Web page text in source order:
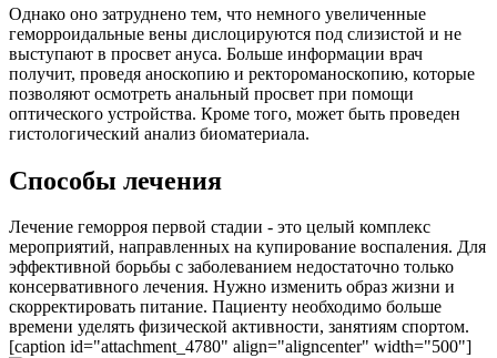
Однако оно затруднено тем, что немного увеличенные
геморроидальные вены дислоцируются под слизистой и не
выступают в просвет ануса. Больше информации врач
получит, проведя аноскопию и ректороманоскопию, которые
позволяют осмотреть анальный просвет при помощи
оптического устройства. Кроме того, может быть проведен
гистологический анализ биоматериала.
Способы лечения
Лечение геморроя первой стадии - это целый комплекс
мероприятий, направленных на купирование воспаления. Для
эффективной борьбы с заболеванием недостаточно только
консервативного лечения. Нужно изменить образ жизни и
скорректировать питание. Пациенту необходимо больше
времени уделять физической активности, занятиям спортом.
[caption id="attachment_4780" align="aligncenter" width="500"]